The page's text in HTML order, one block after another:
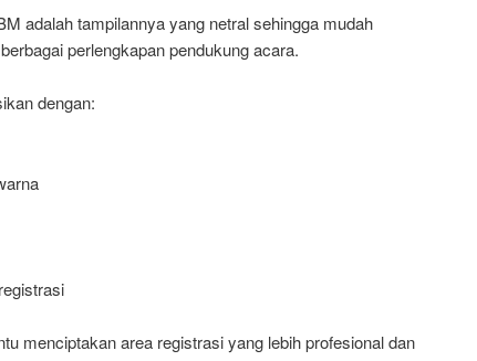
adalah tampilannya yang netral sehingga mudah
perlengkapan pendukung acara.
dengan:
menciptakan area registrasi yang lebih profesional dan